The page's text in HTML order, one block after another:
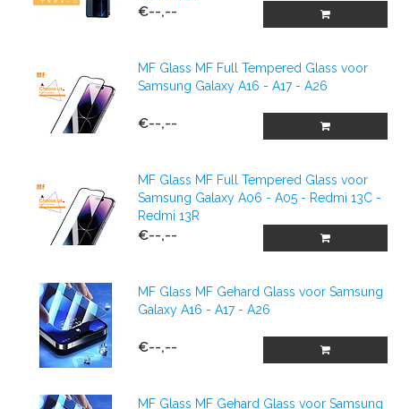
€--,--
MF Glass MF Full Tempered Glass voor
Samsung Galaxy A16 - A17 - A26
€--,--
MF Glass MF Full Tempered Glass voor
Samsung Galaxy A06 - A05 - Redmi 13C -
Redmi 13R
€--,--
MF Glass MF Gehard Glass voor Samsung
Galaxy A16 - A17 - A26
€--,--
MF Glass MF Gehard Glass voor Samsung